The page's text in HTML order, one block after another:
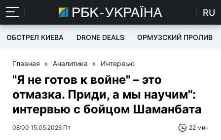
RU
ОБСТРЕЛ КИЕВА DRONE DEALS ОРМУЗСКИЙ ПРОЛИВ
Главная » Аналитика » Интервью
"Я не готов к войне" – это
отмазка. Приди, а мы научим":
интервью с бойцом Шаманбата
08:00 15.05.2026 Пт 22 мин